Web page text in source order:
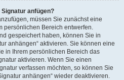
anfügen?
müssen Sie zunächst eine
persönlichen Bereich entwerfen.
gespeichert haben, können Sie in
anhängen“ aktivieren. Sie können eine
in Ihrem persönlichen Bereich das
aktivieren. Wenn Sie einen
verfassen möchten, so können Sie
anhängen“ wieder deaktivieren.